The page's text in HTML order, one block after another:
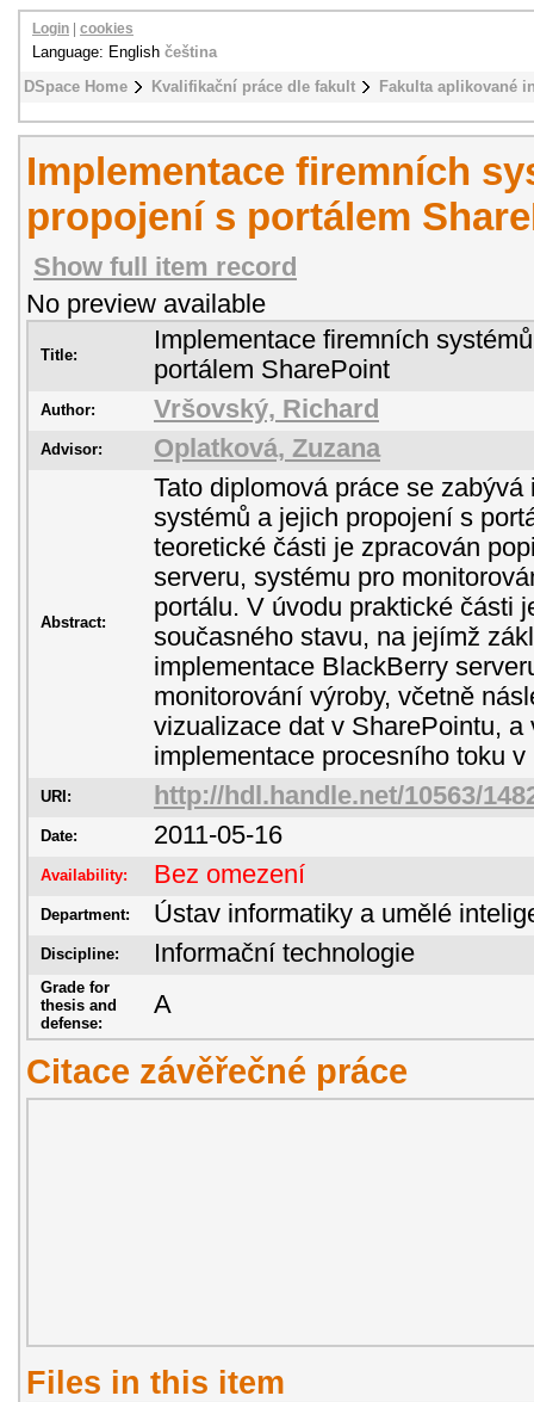
DSpace Home Kvalifikační práce dle fakult Fakulta aplikované
Login cookies
Language: English čeština
Implementace firemních
propojení s portálem
Show full item record
No preview available
Title:
Implementace firemních
portálem SharePoint
Author: Vršovský, Richard
Advisor: Oplatková, Zuzana
Abstract:
Tato diplomová práce se
systémů a jejich propojení s
teoretické části je zpracován
serveru, systému pro
portálu. V úvodu praktické části
současného stavu, na jejímž
implementace BlackBerry
monitorování výroby, včetně
vizualizace dat v SharePointu,
implementace procesního toku
URI: http://hdl.handle.net/10563/
Date: 2011-05-16
Availability: Bez omezení
Department: Ústav informatiky a umělé
Discipline: Informační technologie
Grade for
thesis and
defense:
A
Citace závěřečné práce
Files in this item